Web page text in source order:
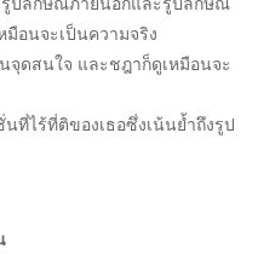
อนจะเป็นความจริง
จุดสนใจ และชฎาก็ดูเหมือนจะ
ที่ไร้ที่ติของเธอซึ่งเน้นย้ำถึงรูป